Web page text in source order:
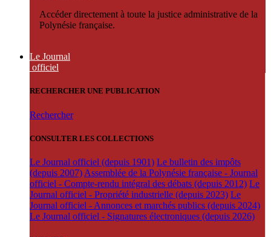
Accéder directement à toute la justice administrative de la
Polynésie française.
Le Journal
officiel
RECHERCHER UNE PUBLICATION
Rechercher
CONSULTER LES COLLECTIONS
Le Journal officiel (depuis 1901) Le bulletin des impôts
(depuis 2007) Assemblée de la Polynésie française - Journal
officiel - Compte-rendu intégral des débats (depuis 2012) Le
Journal officiel - Propriété industrielle (depuis 2023) Le
Journal officiel - Annonces et marchés publics (depuis 2024)
Le Journal officiel - Signatures électroniques (depuis 2026)